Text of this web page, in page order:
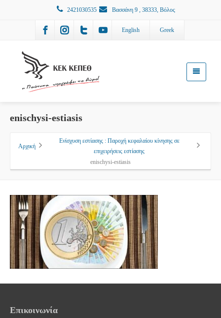
2421030535 Βασσάνη 9 , 38333, Βόλος
English Greek
enischysi-estiasis
Αρχική
Ενίσχυση εστίασης : Παροχή κεφαλαίου κίνησης σε
επιχειρήσεις εστίασης
enischysi-estiasis
Επικοινωνία